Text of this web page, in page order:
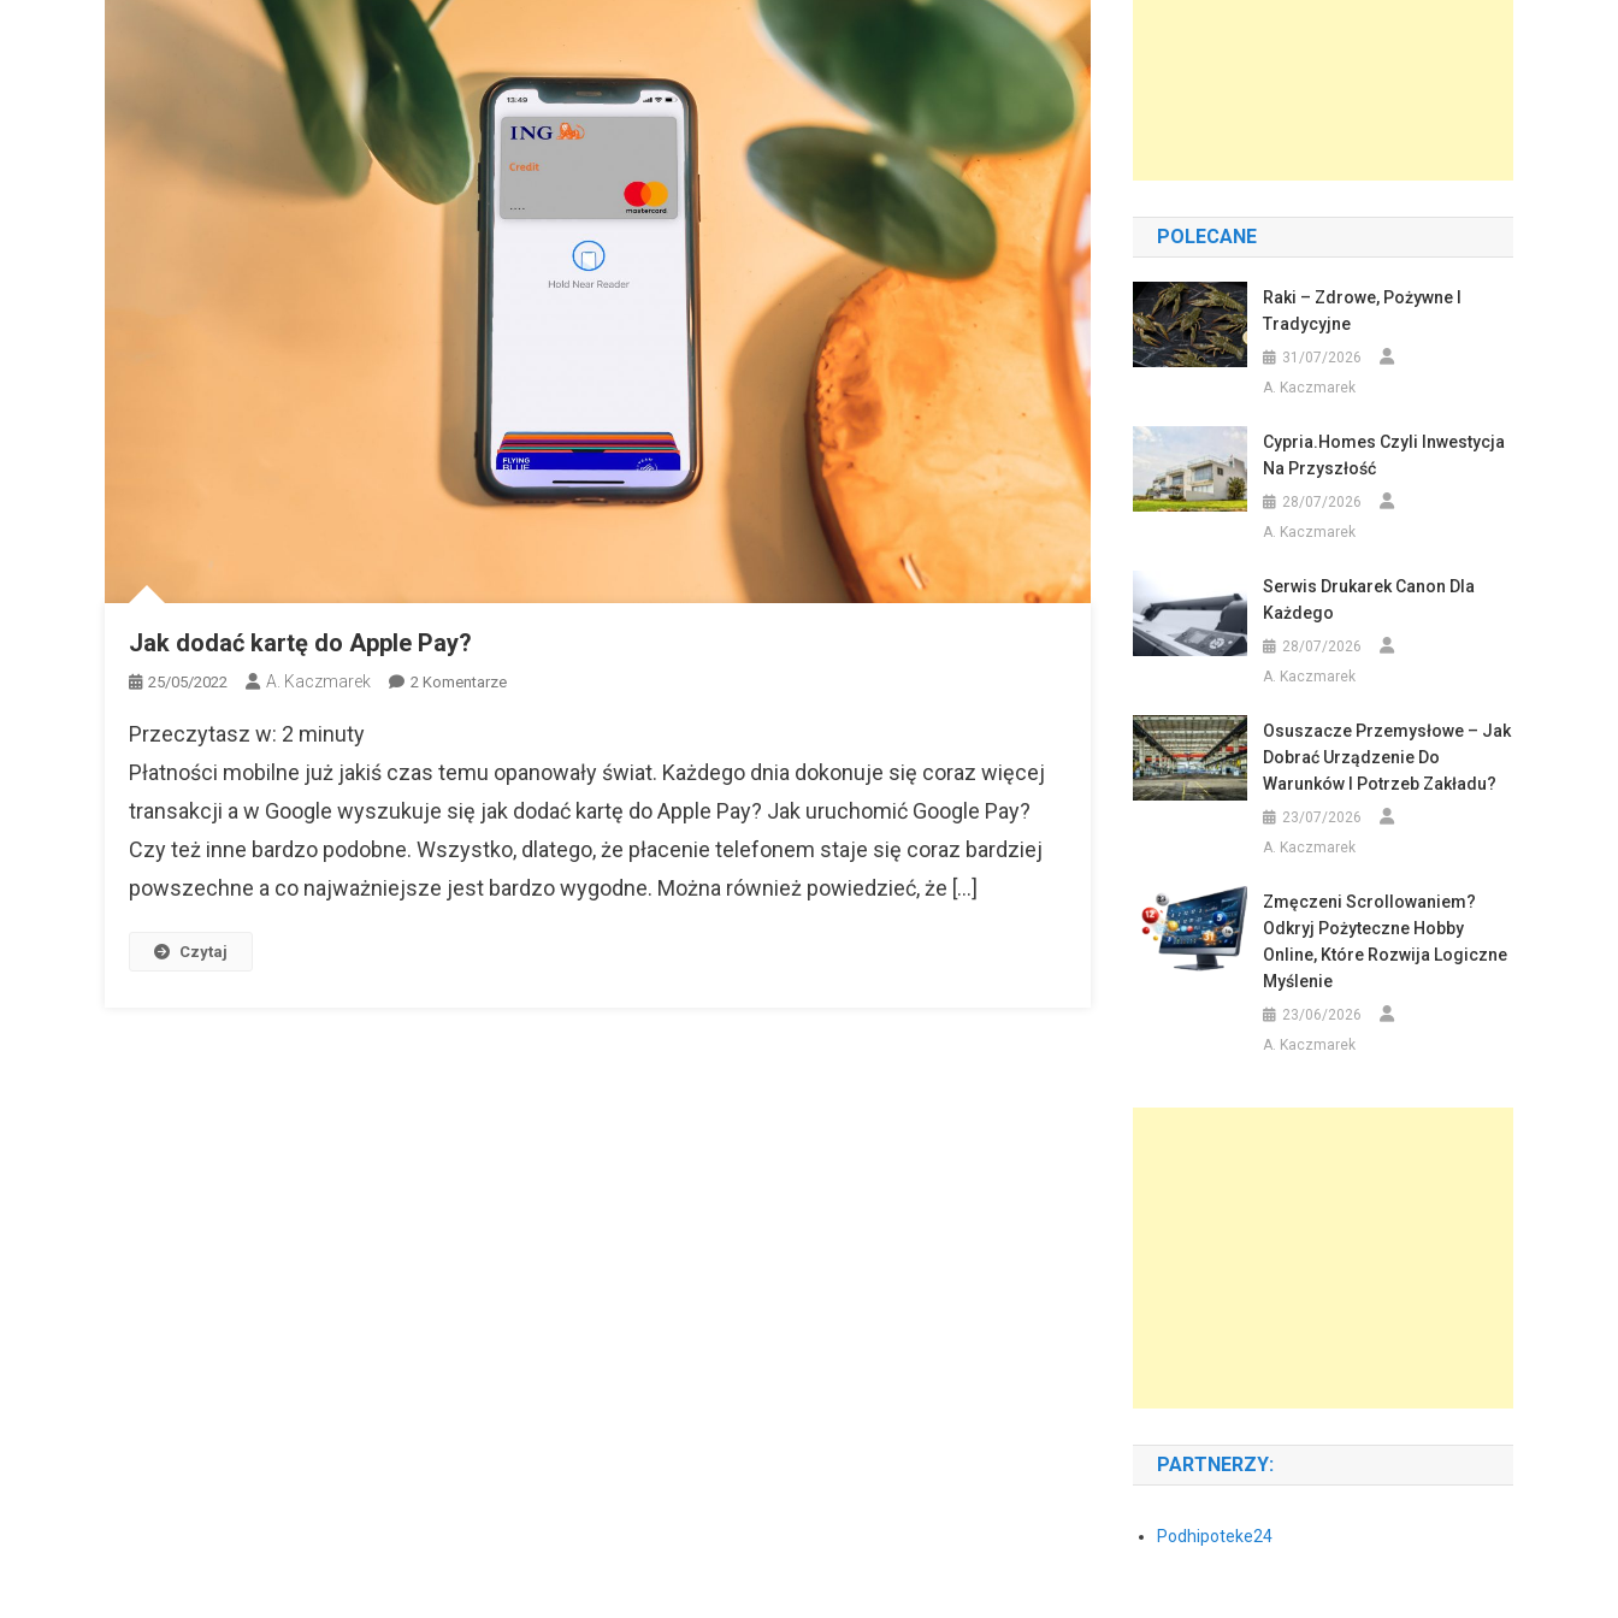
Jak dodać kartę do Apple Pay?
25/05/2022 A. Kaczmarek 2 KomentarzeDo
Kartę
Apple
Pay?
Przeczytasz w: 2 minuty
Płatności mobilne już jakiś czas temu opanowały świat. Każdego dnia dokonuje się coraz więcej
transakcji a w Google wyszukuje się jak dodać kartę do Apple Pay? Jak uruchomić Google Pay?
Czy też inne bardzo podobne. Wszystko, dlatego, że płacenie telefonem staje się coraz bardziej
powszechne a co najważniejsze jest bardzo wygodne. Można również powiedzieć, że […]
Czytaj
POLECANE
Raki – Zdrowe, Pożywne I
Tradycyjne
31/07/2026
A. Kaczmarek
Cypria.homes Czyli Inwestycja
Na Przyszłość
28/07/2026
A. Kaczmarek
Serwis Drukarek Canon Dla
Każdego
28/07/2026
A. Kaczmarek
Osuszacze Przemysłowe – Jak
Dobrać Urządzenie Do
Warunków I Potrzeb Zakładu?
23/07/2026
A. Kaczmarek
Zmęczeni Scrollowaniem?
Odkryj Pożyteczne Hobby
Online, Które Rozwija Logiczne
Myślenie
23/06/2026
A. Kaczmarek
PARTNERZY:
Podhipoteke24